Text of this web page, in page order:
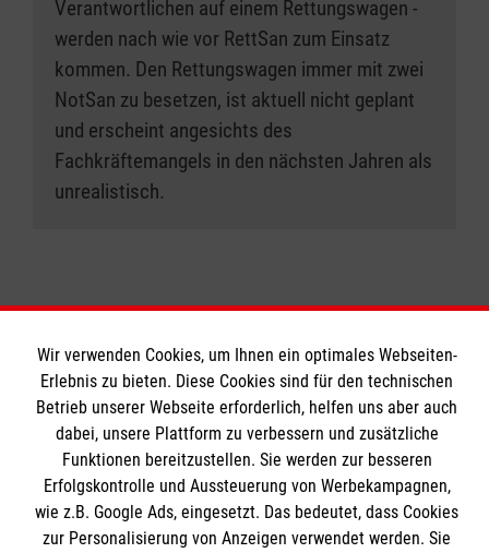
Verantwortlichen auf einem Rettungswagen -
werden nach wie vor RettSan zum Einsatz
kommen. Den Rettungswagen immer mit zwei
NotSan zu besetzen, ist aktuell nicht geplant
und erscheint angesichts des
Fachkräftemangels in den nächsten Jahren als
unrealistisch.
Bildungszentrum Rettungsdienst
Unsere Kurse
Notfallsanitäter
Rettungssanitäter
Informationen
Wir verwenden Cookies, um Ihnen ein optimales Webseiten-
Erlebnis zu bieten. Diese Cookies sind für den technischen
Betrieb unserer Webseite erforderlich, helfen uns aber auch
dabei, unsere Plattform zu verbessern und zusätzliche
Funktionen bereitzustellen. Sie werden zur besseren
Erfolgskontrolle und Aussteuerung von Werbekampagnen,
wie z.B. Google Ads, eingesetzt. Das bedeutet, dass Cookies
zur Personalisierung von Anzeigen verwendet werden. Sie